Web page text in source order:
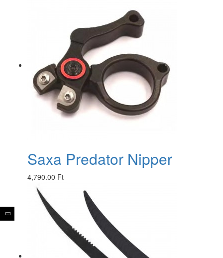
Saxa Predator Nipper
4,790.00 Ft